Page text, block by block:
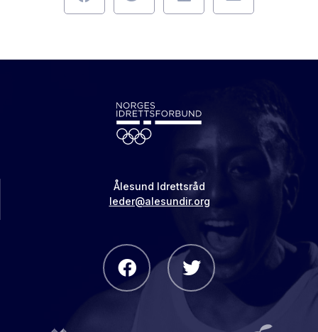
Ålesund Idrettsråd
leder@alesundir.org